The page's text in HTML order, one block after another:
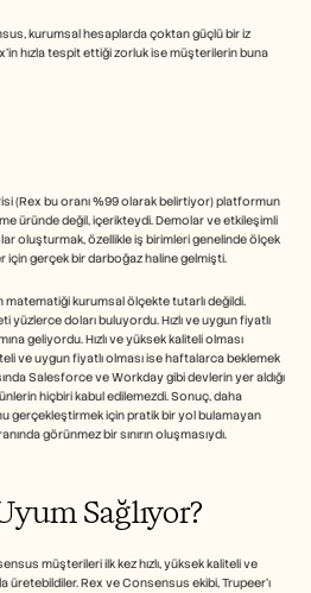
kurumsal hesaplarda çoktan güçlü bir iz
hızla tespit ettiği zorluk ise müşterilerin buna
(Rex bu oranı %99 olarak belirtiyor) platformun
üründe değil, içerikteydi. Demolar ve etkileşimli
oluşturmak, özellikle iş birimleri genelinde ölçek
için gerçek bir darboğaz haline gelmişti.
kurumsal ölçekte tutarlı değildi.
doları buluyordu. Hızlı ve uygun fiyatlı
geliyordu. Hızlı ve yüksek kaliteli olması
ve uygun fiyatlı olması ise haftalarca beklemek
Salesforce ve Workday gibi devlerin yer aldığı
hiçbiri kabul edilemezdi. Sonuç, daha
gerçekleştirmek için pratik bir yol bulamayan
görünmez bir sınırın oluşmasıydı.
Sağlıyor?
müşterileri ilk kez hızlı, yüksek kaliteli ve
üretebildiler. Rex ve Consensus ekibi, Trupeer'ı